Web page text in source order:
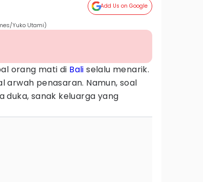
Add Us on Google
Yuko Utami)
orang mati di Bali selalu menarik.
arwah penasaran. Namun, soal
duka, sanak keluarga yang